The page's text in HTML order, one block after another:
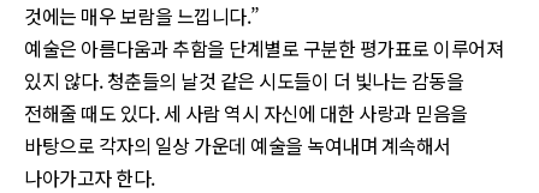
것에는 매우 보람을 느낍니다.”
예술은 아름다움과 추함을 단계별로 구분한 평가표로 이루어져
있지 않다. 청춘들의 날것 같은 시도들이 더 빛나는 감동을
전해줄 때도 있다. 세 사람 역시 자신에 대한 사랑과 믿음을
바탕으로 각자의 일상 가운데 예술을 녹여내며 계속해서
나아가고자 한다.